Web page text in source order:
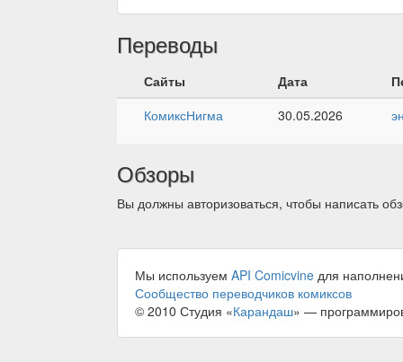
Переводы
Сайты Дата
КомиксНигма
30.05.2026
Обзоры
Вы должны авторизоваться, чтобы написать
Мы используем API Comicvine для
Сообщество переводчиков комиксов
© 2010 Студия «Карандаш» —